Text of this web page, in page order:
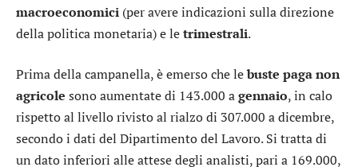
macroeconomici (per avere indicazioni sulla direzione
della politica monetaria) e letrimestrali.
Prima della campanella, è emerso che lebuste paga non
agricole sono aumentate di 143.000 agennaio, in calo
rispetto al livello rivisto al rialzo di 307.000 a dicembre,
secondo i dati del Dipartimento del Lavoro. Si tratta di
un dato inferiori alle attese degli analisti, pari a 169.000,